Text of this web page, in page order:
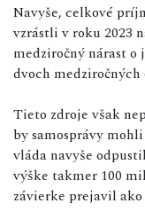
Navyše, celkové
vzrástli v roku 2023
medziročný nárast
dvoch medziročných
Tieto zdroje však
by samosprávy
vláda navyše
výške takmer 100
závierke prejavil